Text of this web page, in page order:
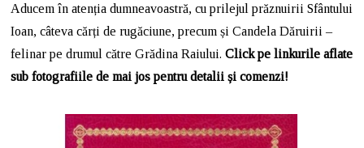
Aducem în atenția dumneavoastră, cu prilejul prăznuirii Sfântului
Ioan, câteva cărți de rugăciune, precum și Candela Dăruirii –
felinar pe drumul către Grădina Raiului.Click pe linkurile aflate
sub fotografiile de mai jos pentru detalii și comenzi!